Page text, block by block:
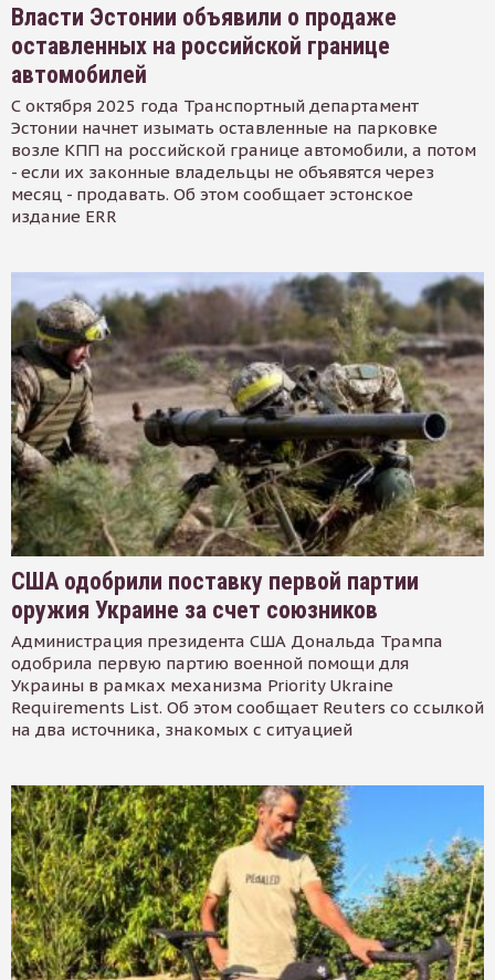
Власти Эстонии объявили о продаже
оставленных на российской границе
автомобилей
С октября 2025 года Транспортный департамент
Эстонии начнет изымать оставленные на парковке
возле КПП на российской границе автомобили, а потом
- если их законные владельцы не объявятся через
месяц - продавать. Об этом сообщает эстонское
издание ERR
США одобрили поставку первой партии
оружия Украине за счет союзников
Администрация президента США Дональда Трампа
одобрила первую партию военной помощи для
Украины в рамках механизма Priority Ukraine
Requirements List. Об этом сообщает Reuters со ссылкой
на два источника, знакомых с ситуацией